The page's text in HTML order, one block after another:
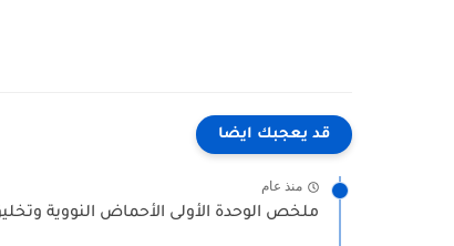
قد يعجبك ايضا
منذ عام
ملخص الوحدة الأولى الأحماض النووية